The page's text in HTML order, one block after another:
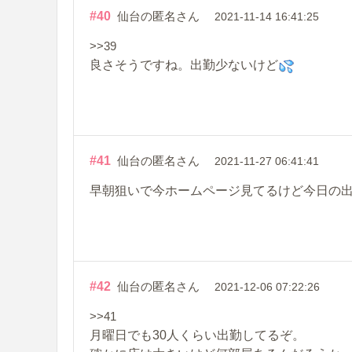
#40 仙台の匿名さん 2021-11-14 16:41:25
>>39
良さそうですね。出勤少ないけど
#41 仙台の匿名さん 2021-11-27 06:41:41
早朝狙いで今ホームページ見てるけど今日の
#42 仙台の匿名さん 2021-12-06 07:22:26
>>41
月曜日でも30人くらい出勤してるぞ。